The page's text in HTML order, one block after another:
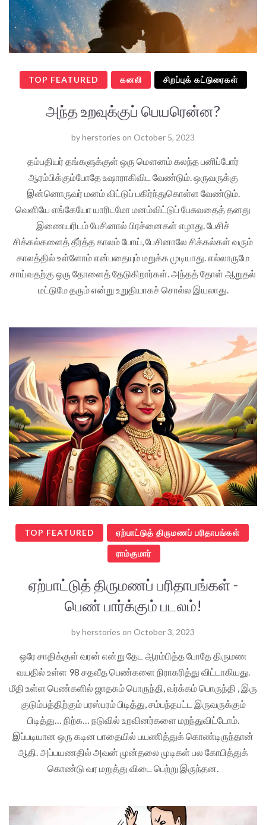
TOP FEATURED கனலி சிறப்புக் கட்டுரைகள்
அந்த உறவுக்குப் பெயரென்ன?
byherstories on October 5, 2023
தம்பதியர் தங்களுக்குள் ஒரு மௌனம் கலந்த பனிப்போர்
ஆரம்பிக்கும்போதே உஷாராகிவிட வேண்டும். ஒருவருக்கு
இன்னொருவர் மனம் விட்டுப் பகிர்ந்துகொள்ள வேண்டும்.
வெளியே எங்கேயோ யாரிடமோ மனம்விட்டுப் பேசுவதைத் தனது
இணையரிடம் பேசினால் பிரச்னைகள் எழாது. பேசிச்
சிக்கல்களைத் தீர்த்த காலம் போய், பேசினாலே சிக்கல்கள் வரும்
காலத்தில் உள்ளோம் என்பதையும் மறுக்க முடியாது. எல்லாருமே
சாய்வதற்கு ஒரு தோளைத் தேடுகிறார்கள். அந்தத் தோள் ஆறுதல்
மட்டுமே தரும் என்று உறுதியாகச் சொல்ல இயலாது.
TOP FEATURED ஏற்பாட்டுத் திருமணப் பரிதாபங்கள்
ராம்குமார்
ஏற்பாட்டுத் திருமணப் பரிதாபங்கள் -
பெண் பார்க்கும் படலம்!
byherstories on October 3, 2023
ஒரே சாதிக்குள் வரன் என்று தேட ஆரம்பித்த போதே திருமண
வயதில் உள்ள 98 சதவீத பெண்களை நிராகரித்து விட்டாகியது.
மீதி உள்ள பெண்களில் ஜாதகம் பொருந்தி, வர்க்கம் பொருந்தி , இரு
குடும்பத்திற்கும் பரஸ்பரம் பிடித்து, சம்பந்தபட்ட இருவருக்கும்
பிடித்து… நிற்க… நடுவில் உறவினர்களை மறந்துவிட்டோம்.
இப்படியான ஒரு கடின பாதையில் பயணித்துக் கொண்டிருந்தான்
ஆதி. அப்பயணதில் அவன் முன்தலை முடிகள் பல கோபித்துக்
கொண்டு வர மறுத்து விடை பெற்று இருந்தன.